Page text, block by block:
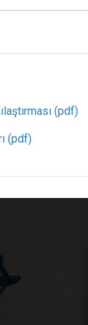
(pdf)
(pdf)